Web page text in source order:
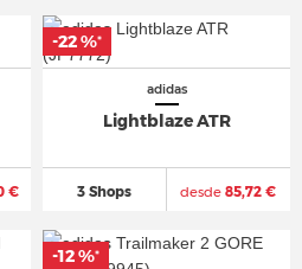
€
adidas
Lightblaze ATR
3 Shops desde 85,72 €
-22 %*
-12 %*